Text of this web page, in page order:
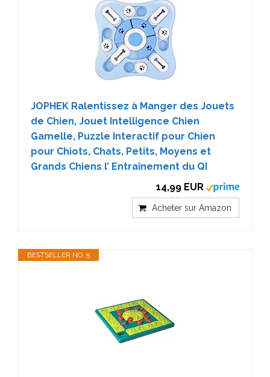
JOPHEK Ralentissez à Manger des Jouets
de Chien, Jouet Intelligence Chien
Gamelle, Puzzle Interactif pour Chien
pour Chiots, Chats, Petits, Moyens et
Grands Chiens l’ Entraînement du QI
14,99 EUR
Acheter sur Amazon
BESTSELLER NO. 5